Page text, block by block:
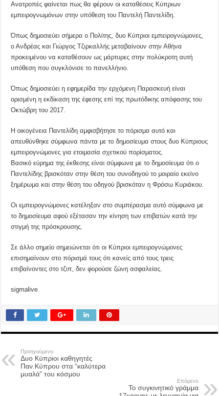
Ανατροπές φαίνεται πως θα φέρουν οι καταθέσεις Κύπριων
εμπειρογνωμόνων στην υπόθεση του Παντελή Παντελίδη.
Όπως δημοσιεύει σήμερα ο Πολίτης, δυο Κύπριοι εμπειρογνώμονες,
ο Ανδρέας και Γιώργος Τζιρκαλλής μεταβαίνουν στην Αθήνα
προκειμένου να καταθέσουν ως μάρτυρες στην πολύκροτη αυτή
υπόθεση που συγκλόνισε το πανελλήνιο.
Όπως δημοσιεύει η εφημερίδα την ερχόμενη Παρασκευή είναι
ορισμένη η εκδίκαση της έφεσης επί της πρωτόδικης απόφασης του
Οκτώβρη του 2017.
Η οικογένεια Παντελίδη αμφισβήτησε το πόρισμα αυτό και
απευθύνθηκε σύμφωνα πάντα με το δημοσίευμα στους δυο Κύπριους
εμπειρογνώμονες για ετοιμασία σχετικού πορίσματος.
Βασικό εύρημα της έκθεσης είναι σύμφωνα με το δημοσίευμα ότι ο
Παντελίδης βρισκόταν στην θέση του συνοδηγού το μοιραίο εκείνο
ξημέρωμα και στην θέση του οδηγού βρισκόταν η Φρόσω Κυριάκου.
Οι εμπειρογνώμονες κατέληξαν στο συμπέρασμα αυτό σύμφωνα με
το δημοσίευμα αφού εξέτασαν την κίνηση των επιβατών κατά την
στιγμή της πρόσκρουσης.
Σε άλλο σημείο σημειώνεται ότι οι Κύπριοι εμπειρογνώμονες
επισημαίνουν στο πόρισμά τους ότι κανείς από τους τρεις
επιβαίνοντες στο τζιπ, δεν φορούσε ζώνη ασφαλείας.
sigmalive
Προηγούμενο
Δυο Κύπριοι καθηγητές
Παν.Κύπρου στα “καλύτερα
μυαλά” του κόσμου
Επόμενο
Το συγκινητικό γράμμα